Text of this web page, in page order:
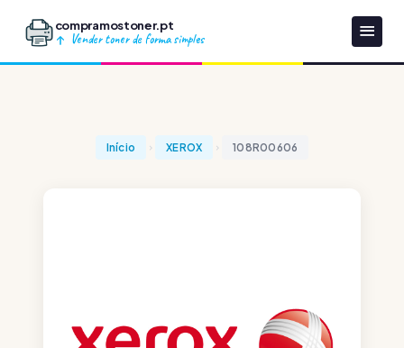
compramostoner.pt
Vender toner de forma simples
Início XEROX 108R00606